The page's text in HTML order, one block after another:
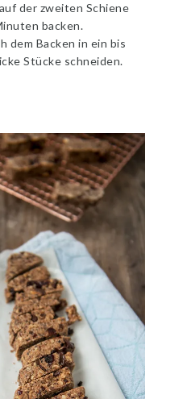
der zweiten Schiene
backen.
dem Backen in ein bis
Stücke schneiden.